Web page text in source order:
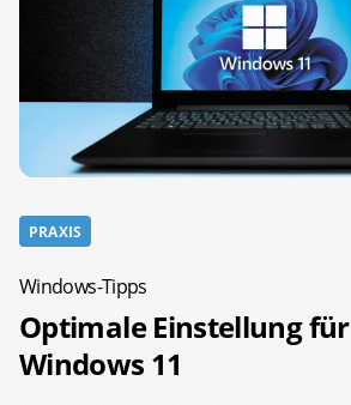
PRAXIS
Windows-Tipps
Optimale Einstellung für
Windows 11